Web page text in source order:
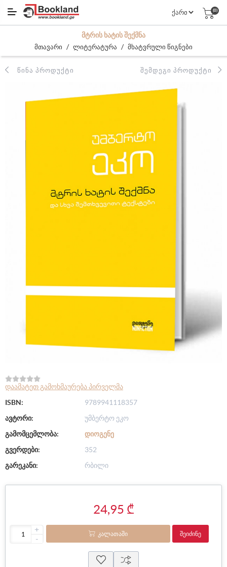
(0)
ᲛᲢᲠᲘᲡ ᲮᲐᲢᲘᲡ ᲨᲔᲥᲛᲜᲐ
მთავარი / ლიტერატურა / მხატვრული წიგნები
ᲬᲘᲜᲐ ᲞᲠᲝᲓᲣᲥᲢᲘ ᲨᲔᲛᲓᲔᲒᲘ ᲞᲠᲝᲓᲣᲥᲢᲘ
დაამატეთ გამოხმაურება პირველმა
ISBN:
9789941118357
ავტორი:
უმბერტო ეკო
გამომცემლობა:
ᲓᲘᲝᲒᲔᲜᲔ
გვერდები:
352
გარეკანი:
რბილი
24,95 ₾
+
-
ᲙᲐᲚᲐᲗᲐᲨᲘ ᲨᲔᲘᲫᲘᲜᲔ